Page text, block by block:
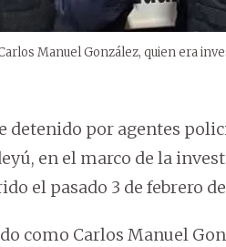
Manuel González, quien era
detenido por agentes
en el marco de la
el pasado 3 de febrero
como Carlos Manuel